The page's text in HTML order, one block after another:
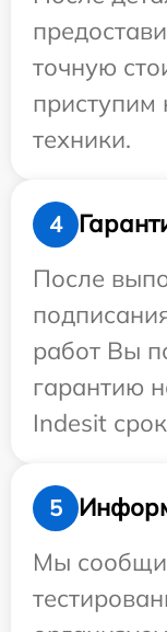
точную
приступим
техники.
4
После
работ Вы
гарантию
Indesit
5
Мы